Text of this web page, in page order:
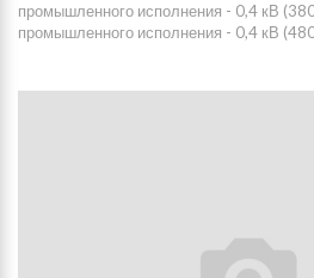
промышленного исполнения - 0,4 кВ
промышленного исполнения - 0,4 кВ